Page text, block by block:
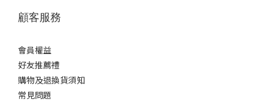
顧客服務
會員權益
好友推薦禮
購物及退換貨須知
常見問題